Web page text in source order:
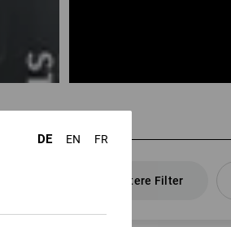
weitere Filter
DE EN FR